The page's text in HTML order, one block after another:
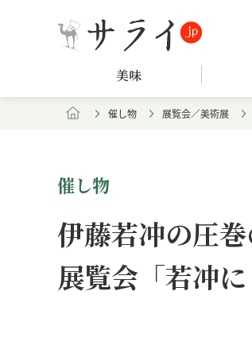
美味
催し物 展覧会／美術展
催し物
伊藤若冲の圧
展覧会「若冲